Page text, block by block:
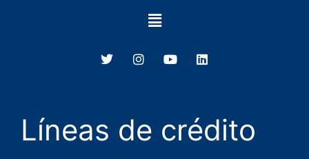
Líneas de crédito